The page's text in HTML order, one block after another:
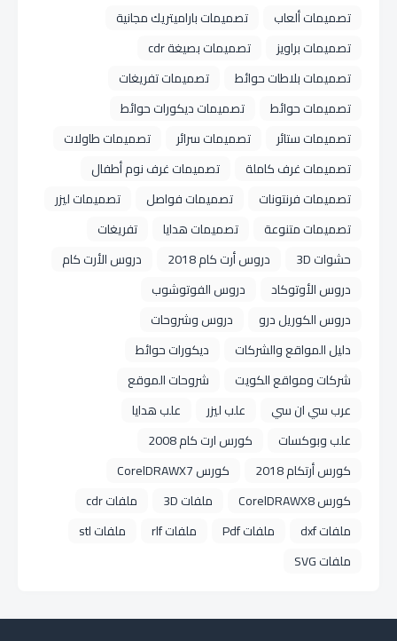
تصميمات ألعاب
تصميمات باراميتريك مجانية
تصميمات براويز
تصميمات بصيغة cdr
تصميمات بلاطات حوائط
تصميمات تفريغات
تصميمات حوائط
تصميمات ديكورات حوائط
تصميمات ستائر
تصميمات سرائر
تصميمات طاولات
تصميمات غرف كاملة
تصميمات غرف نوم أطفال
تصميمات فرنتونات
تصميمات فواصل
تصميمات ليزر
تصميمات متنوعة
تصميمات هدايا
تفريغات
حشوات 3D
دروس أرت كام 2018
دروس الأرت كام
دروس الأوتوكاد
دروس الفوتوشوب
دروس الكوريل درو
دروس وشروحات
دليل المواقع والشركات
ديكورات حوائط
شركات ومواقع الكويت
شروحات الموقع
عرب سي ان سي
علب ليزر
علب هدايا
علب وبوكسات
كورس ارت كام 2008
كورس أرتكام 2018
كورس CorelDRAWX7
كورس CorelDRAWX8
ملفات 3D
ملفات cdr
ملفات dxf
ملفات Pdf ملفات rlf
ملفات stl
ملفات SVG